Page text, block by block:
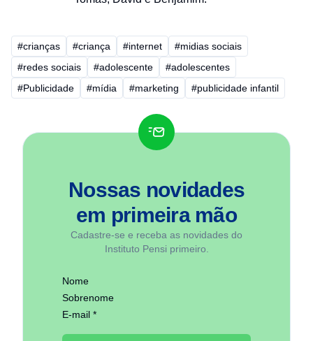
#crianças #criança #internet
#midias sociais
#redes sociais
#adolescente
#adolescentes
#Publicidade
#mídia #marketing #publicidade infantil
Nossas novidades
em primeira mão
Cadastre-se e receba as novidades do
Instituto Pensi primeiro.
Nome
Sobrenome
E-mail *